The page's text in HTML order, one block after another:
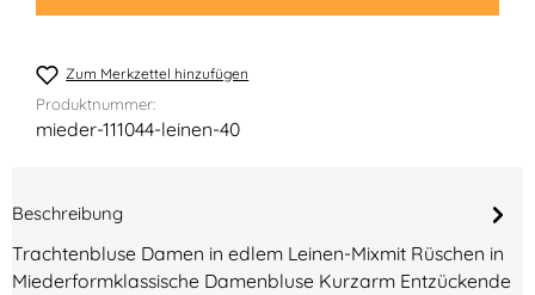
Zum Merkzettel hinzufügen
Produktnummer:
mieder-111044-leinen-40
Beschreibung
Trachtenbluse Damen in edlem Leinen-Mixmit Rüschen in
Miederformklassische Damenbluse Kurzarm Entzückende